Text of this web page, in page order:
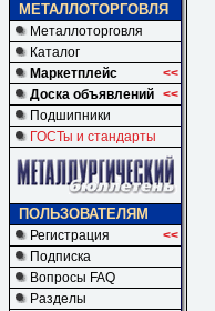
МЕТАЛЛОТОРГОВЛЯ
Металлоторговля
Каталог
Маркетплейс
<<
Доска объявлений <<
Подшипники
ГОСТы и стандарты
ПОЛЬЗОВАТЕЛЯМ
Регистрация
<<
Подписка
Вопросы FAQ
Разделы